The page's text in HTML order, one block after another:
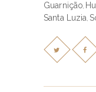
Guarnição,
Santa Luzia ,